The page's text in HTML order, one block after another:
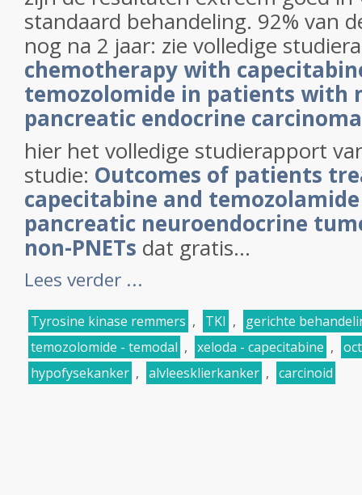
standaard behandeling. 92% van
nog na 2 jaar: zie volledige
chemotherapy with
temozolomide in patients with
pancreatic endocrine
hier het volledige studierapport
studie: Outcomes of patients
capecitabine and
pancreatic neuroendocrine
non-PNETs dat gratis...
Lees verder ...
Tyrosine kinase remmers , TKI ,
gerichte
temozolomide - temodal , xeloda - capecitabine ,
hypofysekanker , alvleesklierkanker , carcinoid